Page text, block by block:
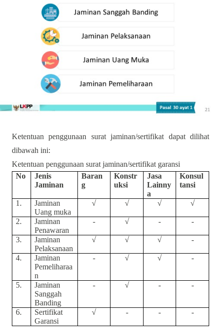
Ketentuan penggunaan surat jaminan/sertifikat dapat dilihat
dibawah ini:
Ketentuan penggunaan surat jaminan/sertifikat garansi
No
Jenis
Jaminan
Baran
g
Konstr
uksi
Jasa
Lainny
a
Konsul
tansi
1.
Jaminan
Uang muka
√ √ √ √
2.
Jaminan
Penawaran
- √ - -
3.
Jaminan
Pelaksanaan
√ √ √ -
4.
Jaminan
Pemeliharaa
n
- √ √ -
5.
Jaminan
Sanggah
Banding
- √ - -
6.
Sertifikat
Garansi
√ - - -